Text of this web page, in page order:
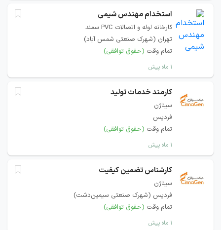
استخدام مهندس شیمی
کارخانه لوله و اتصالات PVC سمند
تهران (شهرک صنعتی شمس آباد)
تمام وقت (حقوق توافقی)
۱ ماه پیش
کارمند خدمات تولید
سیناژن
فردیس
تمام وقت (حقوق توافقی)
۱ ماه پیش
کارشناس تضمین کیفیت
سیناژن
فردیس (شهرک صنعتی سیمین‌دشت)
تمام وقت (حقوق توافقی)
۱ ماه پیش